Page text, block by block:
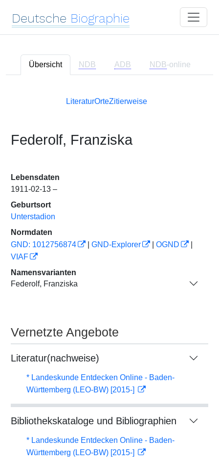
Deutsche Biographie
Übersicht NDB ADB NDB-online
LiteraturOrteZitierweise
Federolf, Franziska
Lebensdaten
1911-02-13 –
Geburtsort
Unterstadion
Normdaten
GND: 1012756874
GND-Explorer OGND
VIAF
Namensvarianten
Federolf, Franziska
Vernetzte Angebote
Literatur(nachweise)
* Landeskunde Entdecken Online - Baden-
Württemberg (LEO-BW) [2015-]
Bibliothekskataloge und Bibliographien
* Landeskunde Entdecken Online - Baden-
Württemberg (LEO-BW) [2015-]